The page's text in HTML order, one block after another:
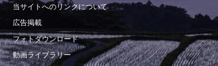
当サイトへのリンクについて
広告掲載
フォトダウンロード
動画ライブラリー